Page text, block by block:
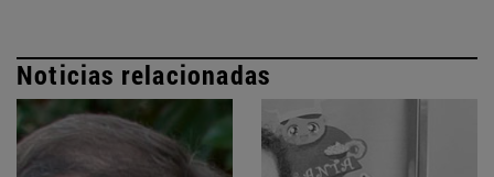
Noticias relacionadas